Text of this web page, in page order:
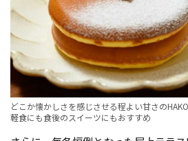
どこか懐かしさを感じさせる程よい甘さの
軽食にも食後のスイーツにもおすすめ